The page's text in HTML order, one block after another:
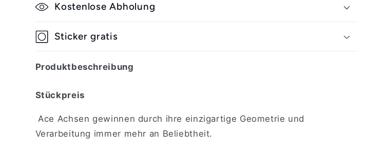
Kostenlose Abholung
Sticker gratis
Produktbeschreibung
Stückpreis
Ace Achsen gewinnen durch ihre einzigartige Geometrie und
Verarbeitung immer mehr an Beliebtheit.